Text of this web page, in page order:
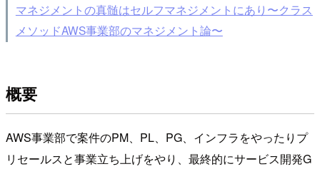
マネジメントの真髄はセルフマネジメントにあり〜クラス
メソッドAWS事業部のマネジメント論〜
概要
AWS事業部で案件のPM、PL、PG、インフラをやったりプ
リセールスと事業立ち上げをやり、最終的にサービス開発G